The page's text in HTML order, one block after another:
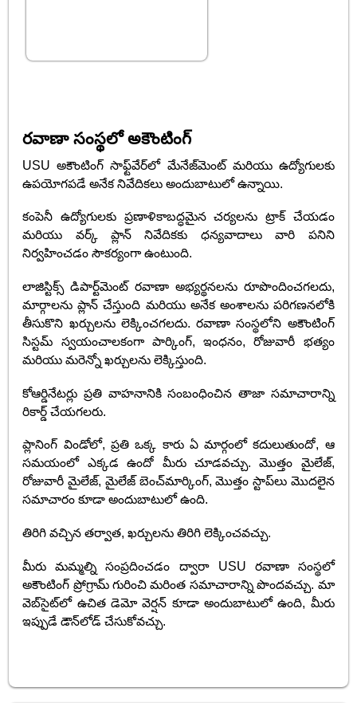
రవాణా సంస్థలో అకౌంటింగ్
USU అకౌంటింగ్ సాఫ్ట్‌వేర్‌లో మేనేజ్‌మెంట్ మరియు ఉద్యోగులకు
ఉపయోగపడే అనేక నివేదికలు అందుబాటులో ఉన్నాయి.
కంపెనీ ఉద్యోగులకు ప్రణాళికాబద్ధమైన చర్యలను ట్రాక్ చేయడం
మరియు వర్క్ ప్లాన్ నివేదికకు ధన్యవాదాలు వారి పనిని
నిర్వహించడం సౌకర్యంగా ఉంటుంది.
లాజిస్టిక్స్ డిపార్ట్‌మెంట్ రవాణా అభ్యర్థనలను రూపొందించగలదు,
మార్గాలను ప్లాన్ చేస్తుంది మరియు అనేక అంశాలను పరిగణనలోకి
తీసుకొని ఖర్చులను లెక్కించగలదు. రవాణా సంస్థలోని అకౌంటింగ్
సిస్టమ్ స్వయంచాలకంగా పార్కింగ్, ఇంధనం, రోజువారీ భత్యం
మరియు మరెన్నో ఖర్చులను లెక్కిస్తుంది.
కోఆర్డినేటర్లు ప్రతి వాహనానికి సంబంధించిన తాజా సమాచారాన్ని
రికార్డ్ చేయగలరు.
ప్లానింగ్ విండోలో, ప్రతి ఒక్క కారు ఏ మార్గంలో కదులుతుందో, ఆ
సమయంలో ఎక్కడ ఉందో మీరు చూడవచ్చు. మొత్తం మైలేజ్,
రోజువారీ మైలేజ్, మైలేజ్ బెంచ్‌మార్కింగ్, మొత్తం స్టాప్‌లు మొదలైన
సమాచారం కూడా అందుబాటులో ఉంది.
తిరిగి వచ్చిన తర్వాత, ఖర్చులను తిరిగి లెక్కించవచ్చు.
మీరు మమ్మల్ని సంప్రదించడం ద్వారా USU రవాణా సంస్థలో
అకౌంటింగ్ ప్రోగ్రామ్ గురించి మరింత సమాచారాన్ని పొందవచ్చు. మా
వెబ్‌సైట్‌లో ఉచిత డెమో వెర్షన్ కూడా అందుబాటులో ఉంది, మీరు
ఇప్పుడే డౌన్‌లోడ్ చేసుకోవచ్చు.